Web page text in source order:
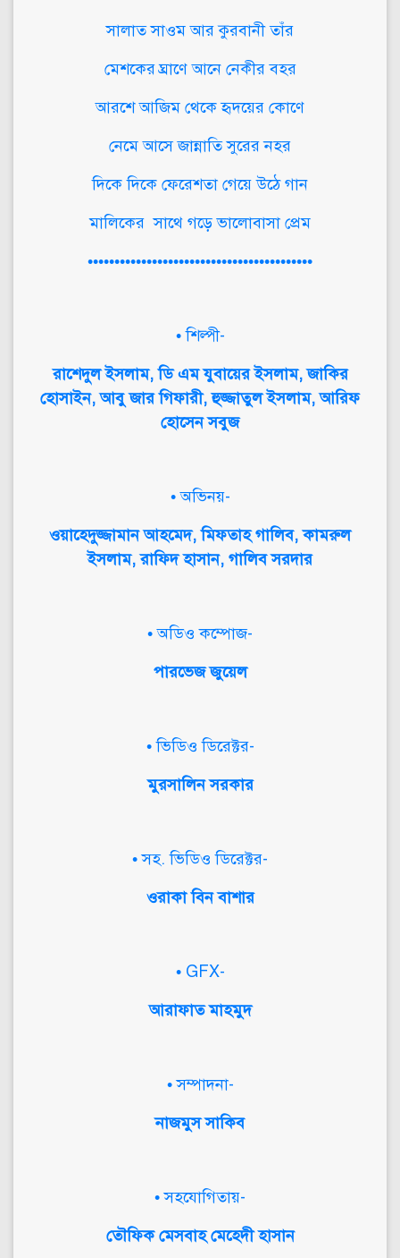
সালাত সাওম আর কুরবানী তাঁর
মেশকের ঘ্রাণে আনে নেকীর বহর
আরশে আজিম থেকে হৃদয়ের কোণে
নেমে আসে জান্নাতি সুরের নহর
দিকে দিকে ফেরেশতা গেয়ে উঠে গান
মালিকের সাথে গড়ে ভালোবাসা প্রেম
••••••••••••••••••••••••••••••••••••••••••
• শিল্পী-
রাশেদুল ইসলাম, ডি এম যুবায়ের ইসলাম, জাকির
হোসাইন, আবু জার গিফারী, হুজ্জাতুল ইসলাম, আরিফ
হোসেন সবুজ
• অভিনয়-
ওয়াহেদুজ্জামান আহমেদ, মিফতাহ গালিব, কামরুল
ইসলাম, রাফিদ হাসান, গালিব সরদার
• অডিও কম্পোজ-
পারভেজ জুয়েল
• ভিডিও ডিরেক্টর-
মুরসালিন সরকার
• সহ. ভিডিও ডিরেক্টর-
ওরাকা বিন বাশার
• GFX-
আরাফাত মাহমুদ
• সম্পাদনা-
নাজমুস সাকিব
• সহযোগিতায়-
তৌফিক মেসবাহ মেহেদী হাসান